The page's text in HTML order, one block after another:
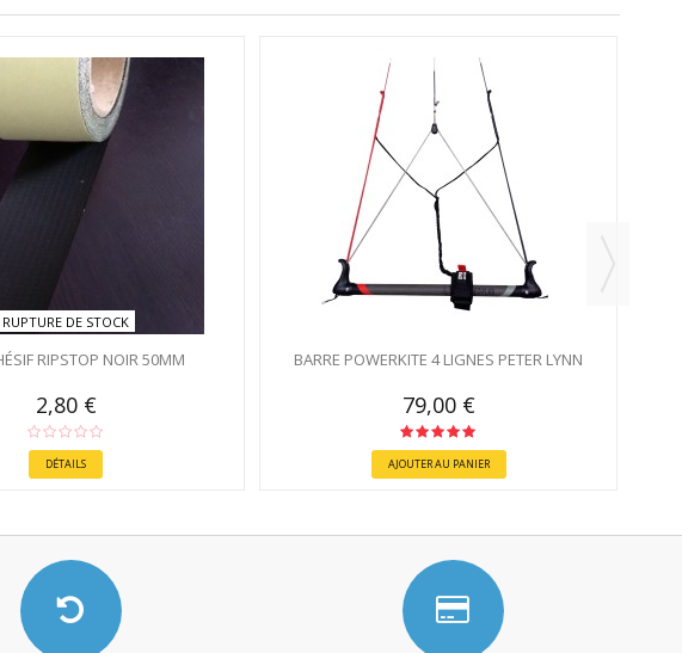
RUPTURE DE STOCK
RIPSTOP NOIR 50MM
2,80 €
DÉTAILS
BARRE POWERKITE 4 LIGNES PETER LYNN
79,00 €
AJOUTER AU PANIER